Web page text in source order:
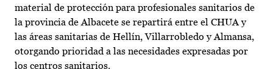
material de protección para profesionales sanitarios de
la provincia de Albacete se repartirá entre el CHUA y
las áreas sanitarias de Hellín, Villarrobledo y Almansa,
otorgando prioridad a las necesidades expresadas por
los centros sanitarios.